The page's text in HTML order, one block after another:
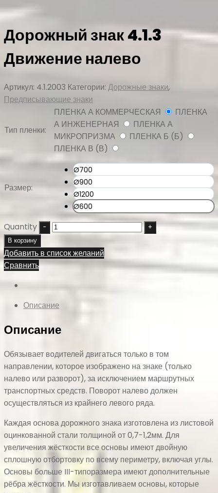
Дорожный знак 4.1.3
Движение налево
Артикул: 4.1.2003 Категории: Дорожные знаки,
Предписывающие знаки
Размер:
Ø700
Ø900
Ø1200
Ø600
Тип пленки:
ПЛЕНКА А КОММЕРЧЕСКАЯ
ПЛЕНКА
А ИНЖЕНЕРНАЯ
ПЛЕНКА А
МИКРОПРИЗМА
ПЛЕНКА Б (Б)
ПЛЕНКА В (В)
Quantity
В корзину
Добавить в список желаний
Сравнить
Описание
Описание
Обязывает водителей двигаться только в том
направлении, которое изображено на знаке (только
налево или разворот), за исключением маршрутных
транспортных средств. Поворот налево должен
осуществляться из крайнего левого ряда.
Каждая основа дорожного знака изготовлена из листовой
оцинкованной стали толщиной от 0,7-1,2мм. Для
увеличения жёсткости все основы имеют двойную
сплошную отбортовку по всему периметру, включая углы.
Основы больше III-типоразмера имеют дополнительные
рёбра жёсткости. Мы изготавливаем основы, которые